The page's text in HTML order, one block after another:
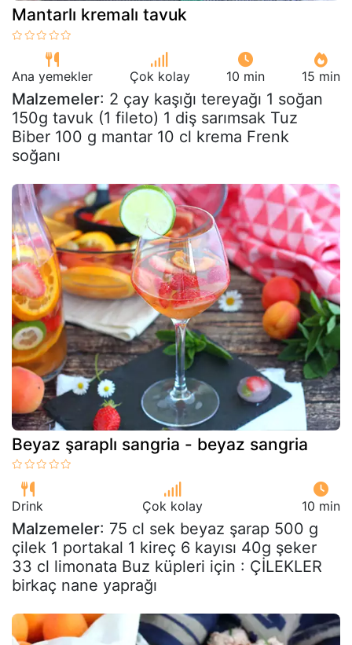
Mantarlı kremalı tavuk
Ana yemekler Çok kolay 10 min 15 min
Malzemeler: 2 çay kaşığı tereyağı 1 soğan
150g tavuk (1 fileto) 1 diş sarımsak Tuz
Biber 100 g mantar 10 cl krema Frenk
soğanı
Beyaz şaraplı sangria - beyaz sangria
Drink Çok kolay 10 min
Malzemeler: 75 cl sek beyaz şarap 500 g
çilek 1 portakal 1 kireç 6 kayısı 40g şeker
33 cl limonata Buz küpleri için : ÇİLEKLER
birkaç nane yaprağı